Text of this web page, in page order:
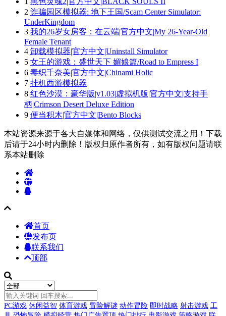
2 诈骗园区模拟器: 地下王国/Scam Center Simulator:
UnderKingdom
3 我的26岁女房客：在云端|官方中文|My 26-Year-Old
Female Tenant
4 卸载模拟器|官方中文|Uninstall Simulator
5 女王的游戏：盛世天下 媚娘篇/Road to Empress I
6 毒织千奈美|官方中文|Chinami Holic
7 挂机西游模拟器
8 红色沙漠：豪华版|v1.03|虚拟机版|官方中文|支持手
柄|Crimson Desert Deluxe Edition
9 便当积木|官方中文|Bento Blocks
本站资源来源于各大自媒体和网络，仅供测试交流之用！下载
后请于24小时内删除！版权归原作者所有，如有版权问题请联
系本站删除
首页
发布页
联系我们
顶部
PC游戏 休闲益智 体育游戏 冒险解谜 动作冒险 即时战略 射击游戏 工